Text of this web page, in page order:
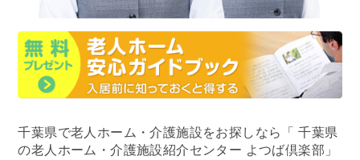
千葉県で老人ホーム・介護施設をお探しなら
「 千葉県
の老人ホーム・介護施設紹介センター よつば倶楽部」